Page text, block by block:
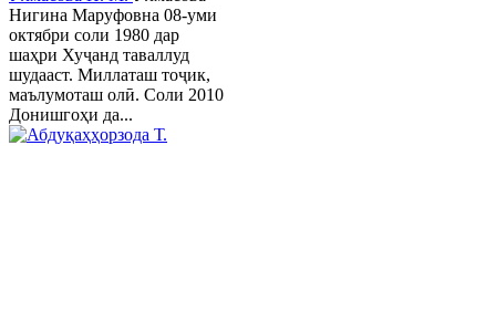
Нигина Маруфовна 08-уми
октябри соли 1980 дар
шаҳри Хуҷанд таваллуд
шудааст. Миллаташ тоҷик,
маълумоташ олӣ. Соли 2010
Донишгоҳи да...